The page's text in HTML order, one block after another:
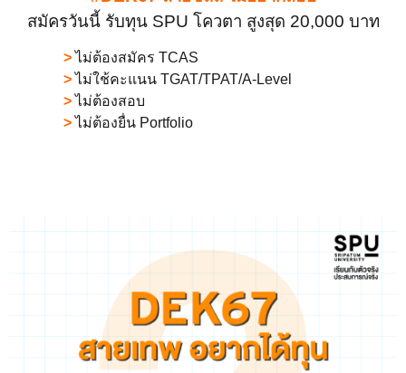
สมัครวันนี้ รับทุน SPU โควตา สูงสุด 20,000 บาท
>ไม่ต้องสมัคร TCAS
>ไม่ใช้คะแนน TGAT/TPAT/A-Level
>ไม่ต้องสอบ
>ไม่ต้องยื่น Portfolio